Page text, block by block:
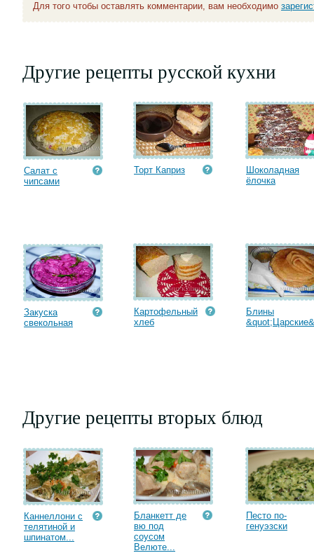
Для того чтобы оставлять комментарии, вам необходимо
Другие рецепты русской кухни
Салат с
чипсами
Торт Каприз
Шоколадная
ёлочка
Закуска
свекольная
Картофельный
хлеб
Блины
Другие рецепты вторых блюд
Каннеллони с
телятиной и
шпинатом...
Бланкетт де
вю под
соусом
Велюте...
Песто по-
генуэзски